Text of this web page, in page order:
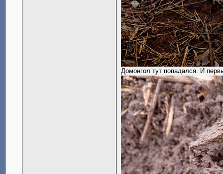
Домонгол тут попадался. И